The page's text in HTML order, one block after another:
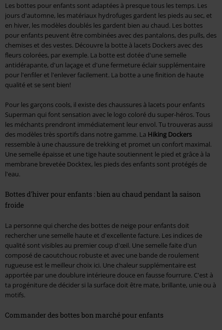
Les bottes pour enfants sont adaptées à presque tous les temps. Les
jours d'automne, les matériaux hydrofuges gardent les pieds au sec, et
en hiver, les modèles doublés les gardent bien au chaud. Les bottes
pour enfants peuvent être combinées avec des pantalons, des pulls, des
chemises et des vestes. Découvre la botte à lacets Dockers avec des
fleurs colorées, par exemple. La botte est dotée d'une semelle
antidérapante, d'un laçage et d'une fermeture éclair supplémentaire
pour l'enfiler et l'enlever facilement. La botte a une finition de haute
qualité et se sent bien!
Pour les garçons cools, il existe des chaussures à lacets pour enfants
Superman qui font sensation avec le logo coloré du super-héros. Tous
les méchants prendront immédiatement leur envol. Tu trouveras aussi
des modèles très sportifs dans notre gamme. La Hiking Dockers
ressemble à une chaussure de trekking et promet un confort maximal.
Une semelle épaisse et une tige haute soutiennent le pied et grâce à la
membrane brevetée Docktex, les pieds des enfants sont protégés de
l'eau.
Bottes d'hiver pour enfants : bien au chaud pendant la saison
froide
La personne qui cherche des bottes de neige pour enfants doit
rechercher une semelle haute et d'excellente facture. Les indices de
qualité sont visibles au premier coup d'œil. Une semelle faite d'un
composé de caoutchouc robuste et avec une bande de roulement
rugueuse est le meilleur choix ici. Une chaleur supplémentaire est
apportée par une doublure intérieure douce en fausse fourrure. C'est à
ta progéniture de décider si la surface doit être mate, brillante, unie ou à
motifs.
Commander des bottes bon marché pour enfants